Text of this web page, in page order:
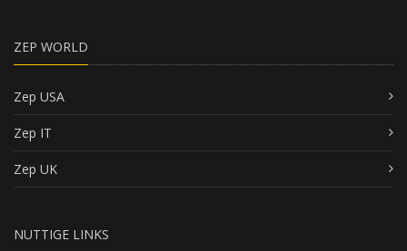
ZEP WORLD
Zep USA
Zep IT
Zep UK
NUTTIGE LINKS